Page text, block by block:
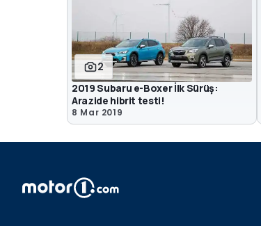
2
2019 Subaru e-Boxer İlk Sürüş:
Arazide hibrit testi!
8 Mar 2019